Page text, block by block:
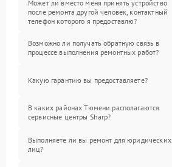
Может ли вместо меня принять устройство
после ремонта другой человек, контактный
телефон которого я предоставлю?
Возможно ли получать обратную связь в
процессе выполнения ремонтных работ?
Какую гарантию вы предоставляете?
В каких районах Тюмени располагаются
сервисные центры Sharp?
Выполняете ли вы ремонт для юридических
лиц?